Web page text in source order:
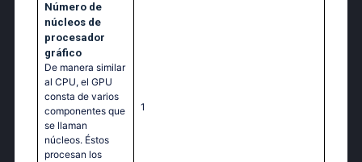
Número de
núcleos de
procesador
gráfico
De manera similar
al CPU, el GPU
consta de varios
componentes que
se llaman
núcleos. Éstos
procesan los
1